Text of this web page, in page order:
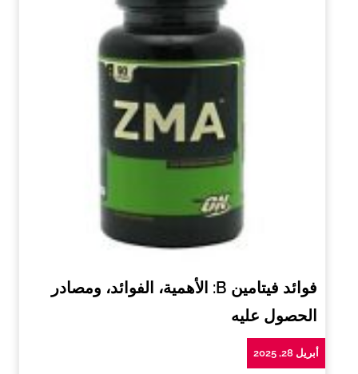
فوائد فيتامين B: الأهمية، الفوائد، ومصادر
الحصول عليه
أبريل 28, 2025